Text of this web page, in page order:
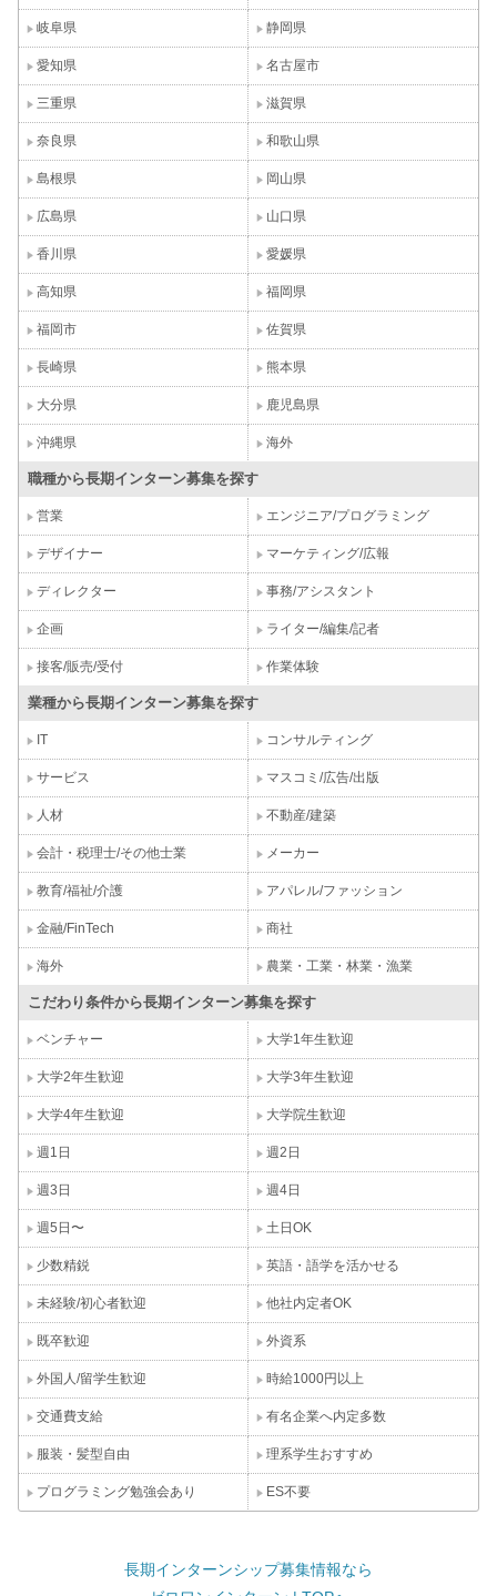
岐阜県 静岡県
愛知県 名古屋市
三重県 滋賀県
奈良県 和歌山県
島根県 岡山県
広島県 山口県
香川県 愛媛県
高知県 福岡県
福岡市 佐賀県
長崎県 熊本県
大分県 鹿児島県
沖縄県 海外
職種から長期インターン募集を探す
営業 エンジニア/プログラミング
デザイナー マーケティング/広報
ディレクター 事務/アシスタント
企画 ライター/編集/記者
接客/販売/受付 作業体験
業種から長期インターン募集を探す
IT コンサルティング
サービス マスコミ/広告/出版
人材 不動産/建築
会計・税理士/その他士業 メーカー
教育/福祉/介護 アパレル/ファッション
金融/FinTech 商社
海外 農業・工業・林業・漁業
こだわり条件から長期インターン募集を探す
ベンチャー 大学1年生歓迎
大学2年生歓迎 大学3年生歓迎
大学4年生歓迎 大学院生歓迎
週1日 週2日
週3日 週4日
週5日〜 土日OK
少数精鋭 英語・語学を活かせる
未経験/初心者歓迎 他社内定者OK
既卒歓迎 外資系
外国人/留学生歓迎 時給1000円以上
交通費支給 有名企業へ内定多数
服装・髪型自由 理系学生おすすめ
プログラミング勉強会あり ES不要
長期インターンシップ募集情報なら